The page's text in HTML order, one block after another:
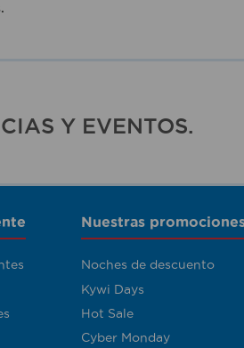
Y EVENTOS.
Nuestras
Noches de descuento
Kywi Days
Hot Sale
Cyber Monday